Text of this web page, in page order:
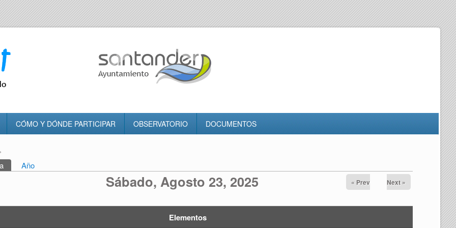
CÓMO Y DÓNDE PARTICIPAR OBSERVATORIO DOCUMENTOS
usted aquí
(solapa activa)
Año
Sábado, Agosto 23, 2025 « Prev Next »
Elementos